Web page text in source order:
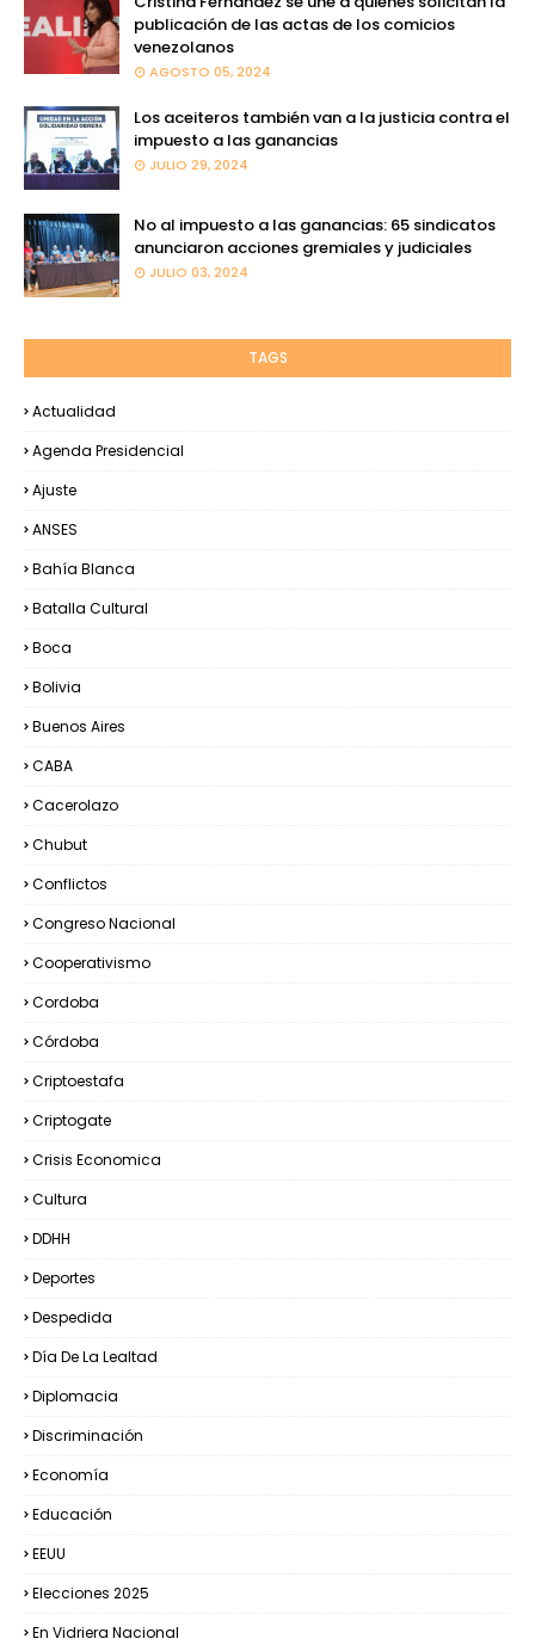
publicación de las actas de los comicios
venezolanos
AGOSTO 05, 2024
Los aceiteros también van a la justicia contra el
impuesto a las ganancias
JULIO 29, 2024
No al impuesto a las ganancias: 65 sindicatos
anunciaron acciones gremiales y judiciales
JULIO 03, 2024
TAGS
Actualidad
Agenda Presidencial
Ajuste
ANSES
Bahía Blanca
Batalla Cultural
Boca
Bolivia
Buenos Aires
CABA
Cacerolazo
Chubut
Conflictos
Congreso Nacional
Cooperativismo
Cordoba
Córdoba
Criptoestafa
Criptogate
Crisis Economica
Cultura
DDHH
Deportes
Despedida
Día De La Lealtad
Diplomacia
Discriminación
Economía
Educación
EEUU
Elecciones 2025
En Vidriera Nacional